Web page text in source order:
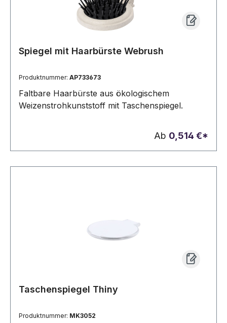
Spiegel mit Haarbürste Webrush
Produktnummer: AP733673
Faltbare Haarbürste aus ökologischem
Weizenstrohkunststoff mit Taschenspiegel.
Ab 0,514 €*
Taschenspiegel Thiny
Produktnummer: MK3052